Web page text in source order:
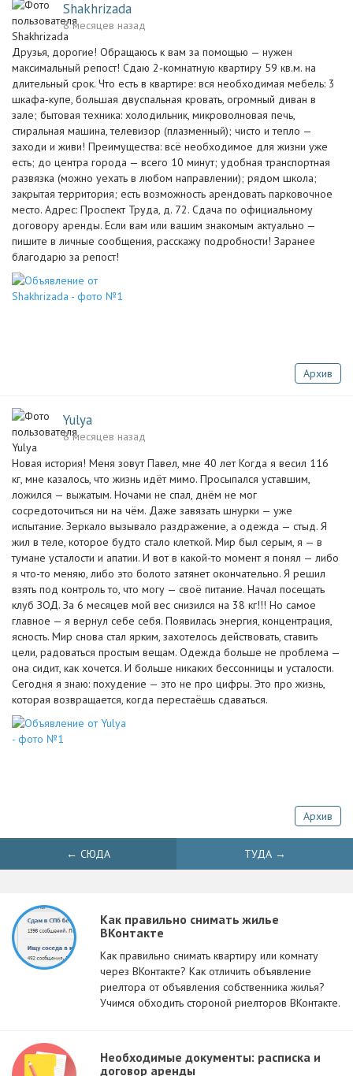
Shakhrizada
8 месяцев назад
Друзья, дорогие! Обращаюсь к вам за помощью — нужен
максимальный репост! Сдаю 2‑комнатную квартиру 59 кв.м. на
длительный срок. Что есть в квартире: вся необходимая мебель: 3
шкафа‑купе, большая двуспальная кровать, огромный диван в
зале; бытовая техника: холодильник, микроволновая печь,
стиральная машина, телевизор (плазменный); чисто и тепло —
заходи и живи! Преимущества: всё необходимое для жизни уже
есть; до центра города — всего 10 минут; удобная транспортная
развязка (можно уехать в любом направлении); рядом школа;
закрытая территория; есть возможность арендовать парковочное
место. Адрес: Проспект Труда, д. 72. Сдача по официальному
договору аренды. Если вам или вашим знакомым актуально —
пишите в личные сообщения, расскажу подробности! Заранее
благодарю за репост!
Архив
Yulya
8 месяцев назад
Новая история! Меня зовут Павел, мне 40 лет Когда я весил 116
кг, мне казалось, что жизнь идёт мимо. Просыпался уставшим,
ложился — выжатым. Ночами не спал, днём не мог
сосредоточиться ни на чём. Даже завязать шнурки — уже
испытание. Зеркало вызывало раздражение, а одежда — стыд. Я
жил в теле, которое будто стало клеткой. Мир был серым, я — в
тумане усталости и апатии. И вот в какой-то момент я понял — либо
я что-то меняю, либо это болото затянет окончательно. Я решил
взять под контроль то, что могу — своё питание. Начал посещать
клуб ЗОД. За 6 месяцев мой вес снизился на 38 кг!!! Но самое
главное — я вернул себе себя. Появилась энергия, концентрация,
ясность. Мир снова стал ярким, захотелось действовать, ставить
цели, радоваться простым вещам. Одежда больше не проблема —
она сидит, как хочется. И больше никаких бессонницы и усталости.
Сегодня я знаю: похудение — это не про цифры. Это про жизнь,
которая возвращается, когда перестаёшь сдаваться.
Архив
← СЮДА ТУДА →
Как правильно снимать жилье
ВКонтакте
Как правильно снимать квартиру или комнату
через ВКонтакте? Как отличить объявление
риелтора от объявления собственника жилья?
Учимся обходить стороной риелторов ВКонтакте.
Необходимые документы: расписка и
договор аренды